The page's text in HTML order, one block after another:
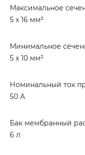
Максимальное
5 х 16 мм²
Минимальное
5 х 10 мм²
Номинальный ток
50 А
Бак мембранный
6 л